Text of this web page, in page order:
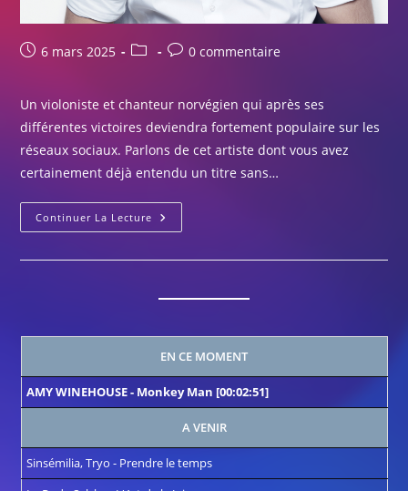
Publication
6 mars 2025
Post
Commentaires
publication :
0 commentaire
Un violoniste et chanteur norvégien qui après ses
différentes victoires deviendra fortement populaire sur les
réseaux sociaux. Parlons de cet artiste dont vous avez
certainement déjà entendu un titre sans…
Continuer La Lecture Focus
#15
Alexander
EN CE MOMENT
AMY WINEHOUSE- Monkey Man [00:02:51]
A VENIR
Sinsémilia, Tryo - Prendre le temps